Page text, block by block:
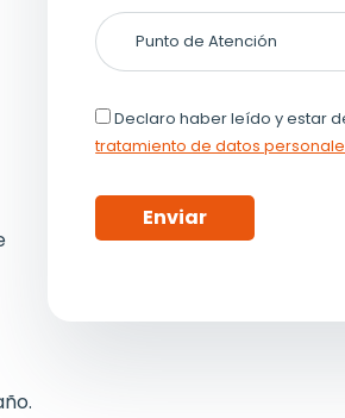
Declaro haber leído y estar
tratamiento de datos